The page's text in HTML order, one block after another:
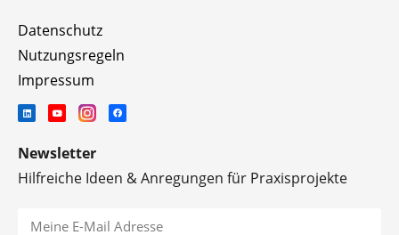
Datenschutz
Nutzungsregeln
Impressum
Newsletter
Hilfreiche Ideen & Anregungen für Praxisprojekte